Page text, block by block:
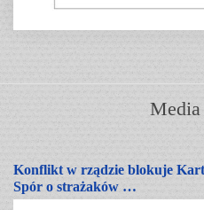
Media
Konflikt w rządzie blokuje
Spór o strażaków …